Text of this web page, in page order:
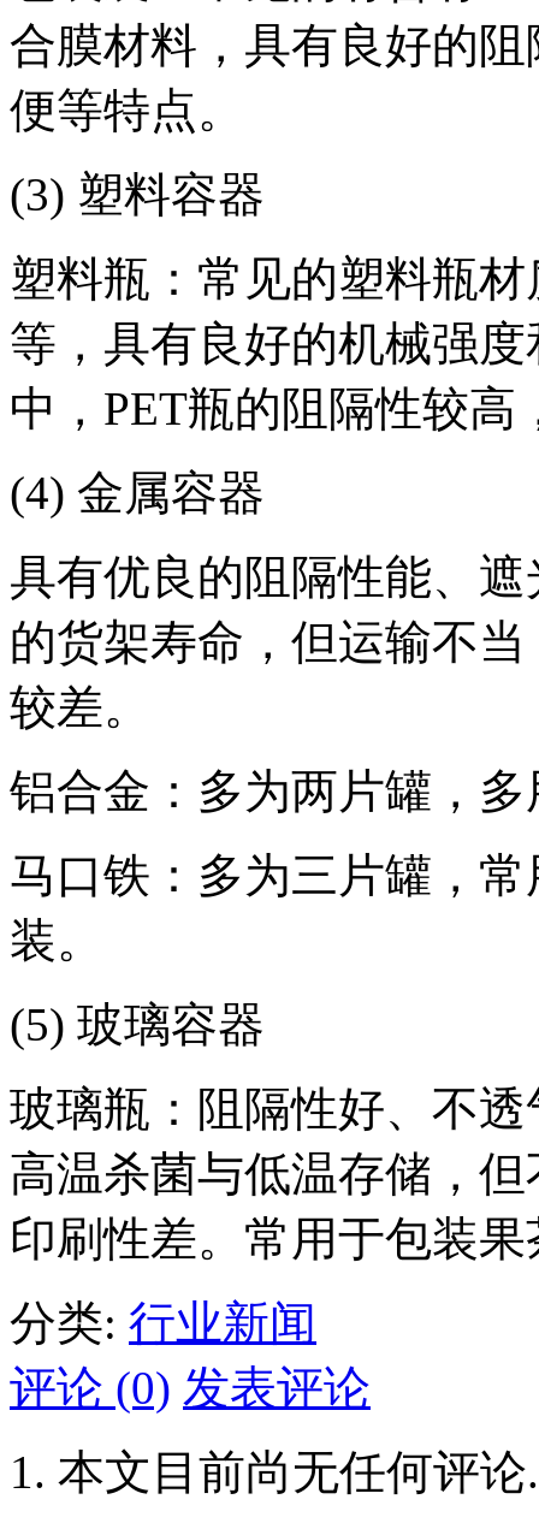
合膜材料，具有良好的
便等特点。
(3) 塑料容器
塑料瓶：常见的塑料瓶材
等，具有良好的机械强
中，PET瓶的阻隔性较高
(4) 金属容器
具有优良的阻隔性能、
的货架寿命，但运输不
较差。
铝合金：多为两片罐，
马口铁：多为三片罐，
装。
(5) 玻璃容器
玻璃瓶：阻隔性好、不
高温杀菌与低温存储，
印刷性差。常用于包装
分类: 行业新闻
评论 (0) 发表评论
本文目前尚无任何评论.